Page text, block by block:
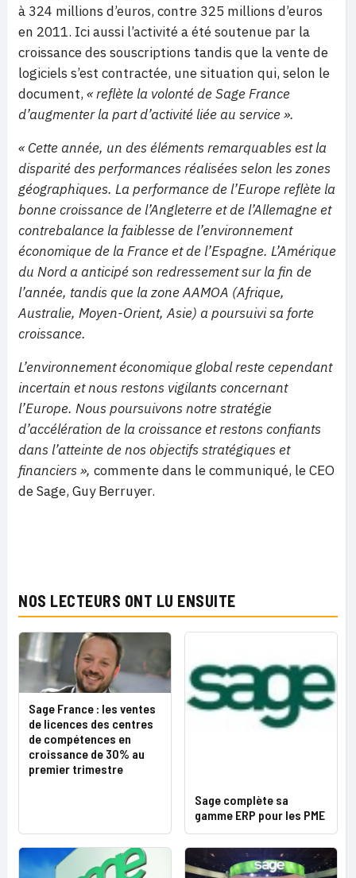
à 324 millions d’euros, contre 325 millions d’euros
en 2011. Ici aussi l’activité a été soutenue par la
croissance des souscriptions tandis que la vente de
logiciels s’est contractée, une situation qui, selon le
document, « reflète la volonté de Sage France
d’augmenter la part d’activité liée au service ».
« Cette année, un des éléments remarquables est la
disparité des performances réalisées selon les zones
géographiques. La performance de l’Europe reflète la
bonne croissance de l’Angleterre et de l’Allemagne et
contrebalance la faiblesse de l’environnement
économique de la France et de l’Espagne. L’Amérique
du Nord a anticipé son redressement sur la fin de
l’année, tandis que la zone AAMOA (Afrique,
Australie, Moyen-Orient, Asie) a poursuivi sa forte
croissance.
L’environnement économique global reste cependant
incertain et nous restons vigilants concernant
l’Europe. Nous poursuivons notre stratégie
d’accélération de la croissance et restons confiants
dans l’atteinte de nos objectifs stratégiques et
financiers », commente dans le communiqué, le CEO
de Sage, Guy Berruyer.
NOS LECTEURS ONT LU ENSUITE
Sage France : les ventes
de licences des centres
de compétences en
croissance de 30% au
premier trimestre
Sage complète sa
gamme ERP pour les PME